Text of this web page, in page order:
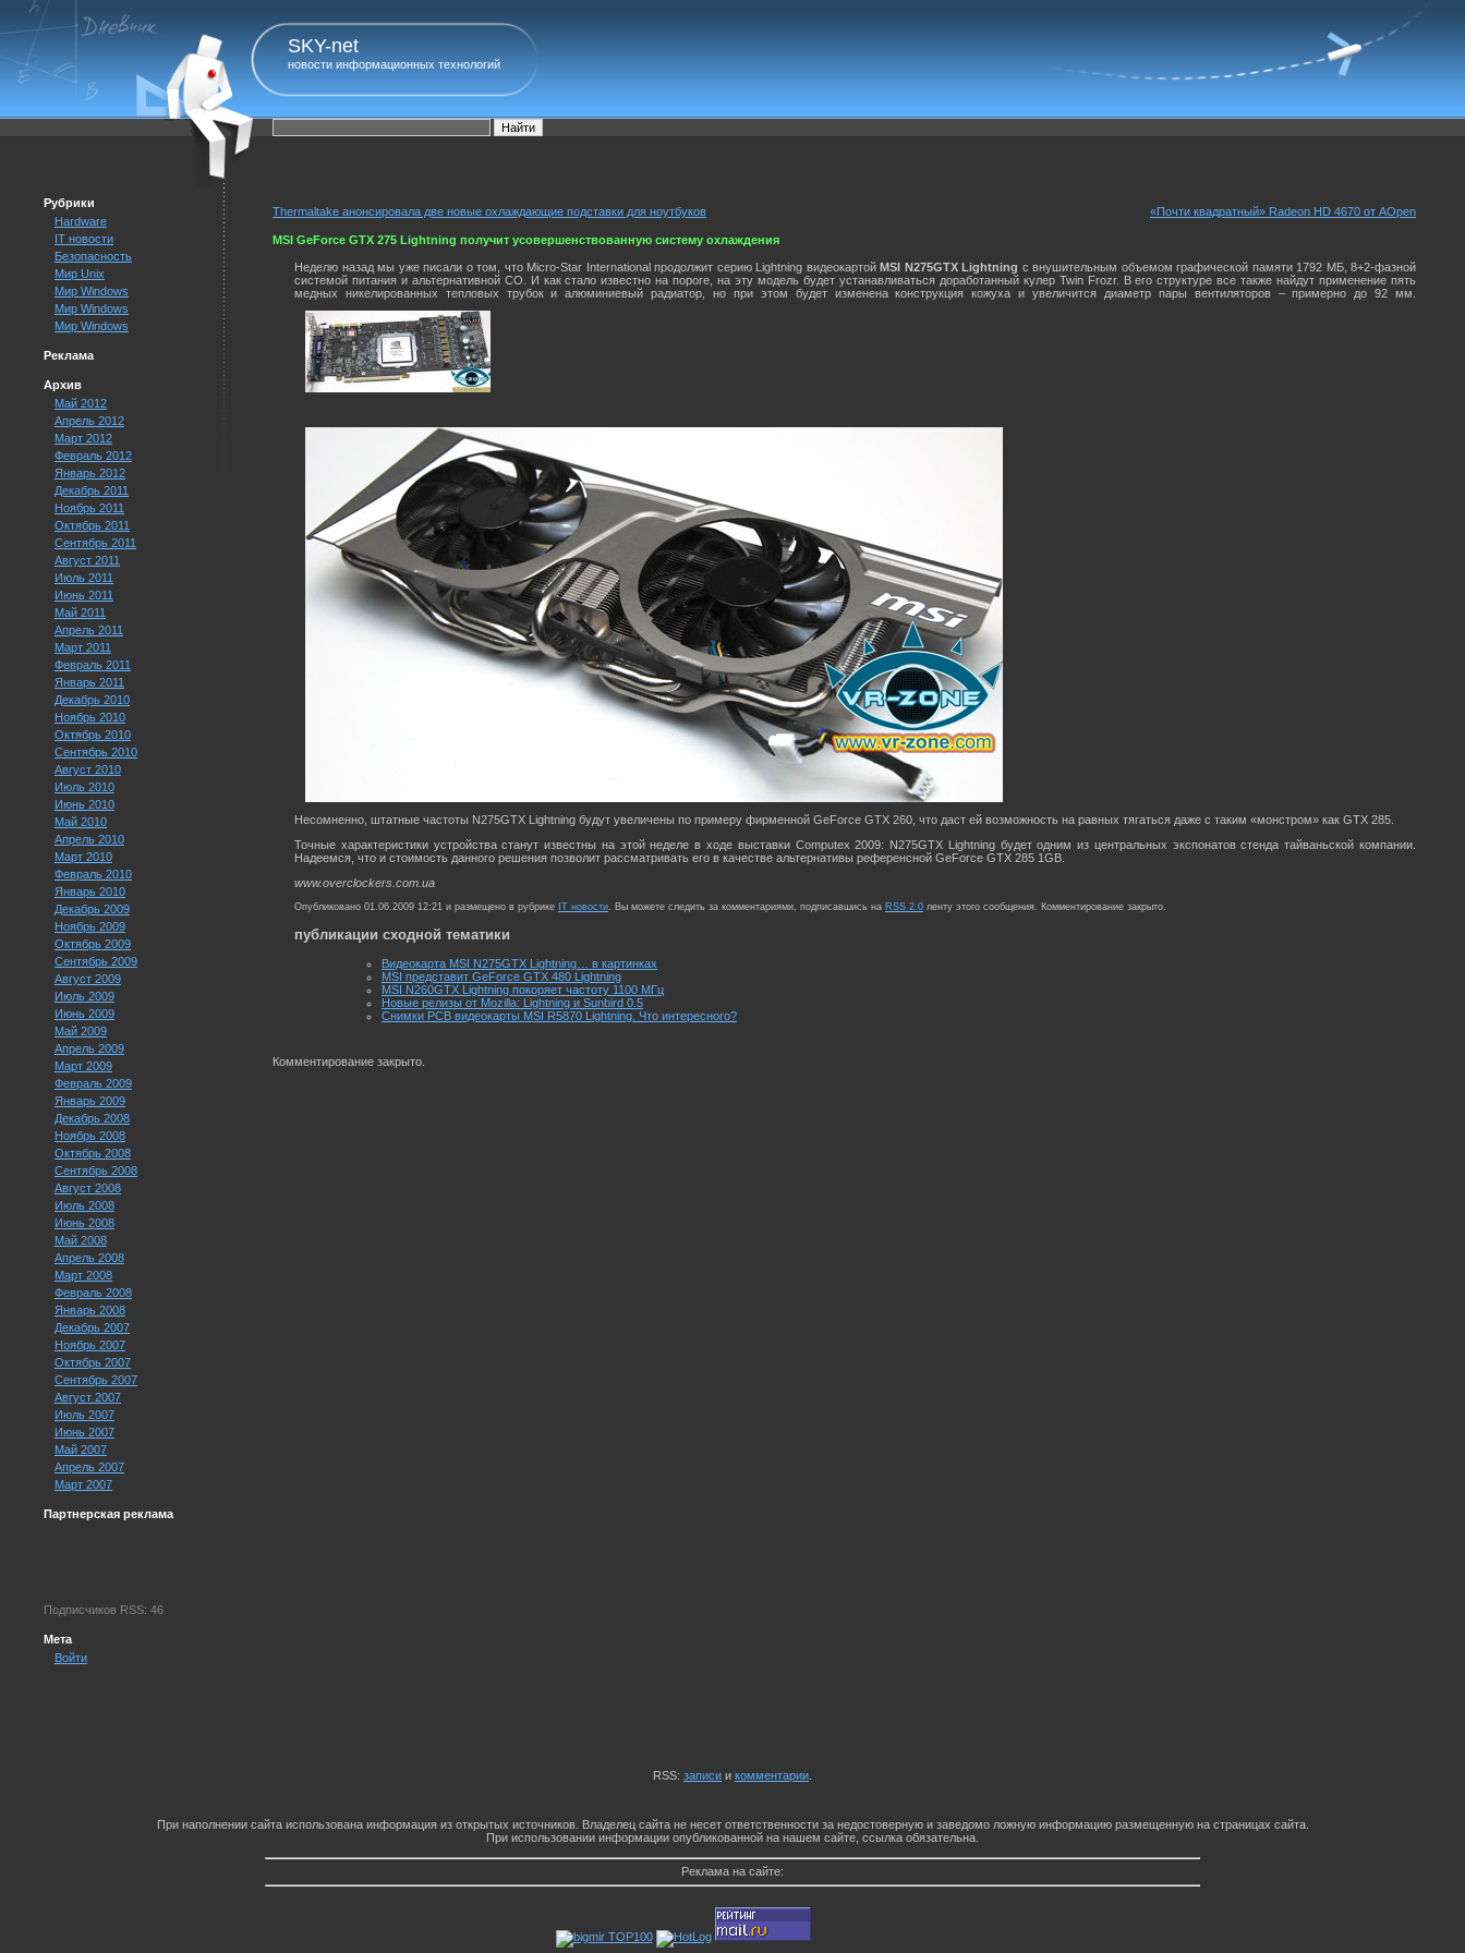
SKY-net
новости информационных технологий
Рубрики
Hardware
IT новости
Безопасность
Мир Unix
Мир Windows
Мир Windows
Мир Windows
Реклама
Архив
Май 2012
Апрель 2012
Март 2012
Февраль 2012
Январь 2012
Декабрь 2011
Ноябрь 2011
Октябрь 2011
Сентябрь 2011
Август 2011
Июль 2011
Июнь 2011
Май 2011
Апрель 2011
Март 2011
Февраль 2011
Январь 2011
Декабрь 2010
Ноябрь 2010
Октябрь 2010
Сентябрь 2010
Август 2010
Июль 2010
Июнь 2010
Май 2010
Апрель 2010
Март 2010
Февраль 2010
Январь 2010
Декабрь 2009
Ноябрь 2009
Октябрь 2009
Сентябрь 2009
Август 2009
Июль 2009
Июнь 2009
Май 2009
Апрель 2009
Март 2009
Февраль 2009
Январь 2009
Декабрь 2008
Ноябрь 2008
Октябрь 2008
Сентябрь 2008
Август 2008
Июль 2008
Июнь 2008
Май 2008
Апрель 2008
Март 2008
Февраль 2008
Январь 2008
Декабрь 2007
Ноябрь 2007
Октябрь 2007
Сентябрь 2007
Август 2007
Июль 2007
Июнь 2007
Май 2007
Апрель 2007
Март 2007
Партнерская реклама
Подписчиков RSS: 46
Мета
Войти
Thermaltake анонсировала две новые охлаждающие подставки для ноутбуков «Почти квадратный» Radeon HD 4670 от AOpen
MSI GeForce GTX 275 Lightning получит усовершенствованную систему охлаждения
Неделю назад мы уже писали о том, что Micro-Star International продолжит серию Lightning видеокартой MSI N275GTX Lightning с внушительным объемом графической памяти 1792 МБ, 8+2-фазной
системой питания и альтернативной СО. И как стало известно на пороге, на эту модель будет устанавливаться доработанный кулер Twin Frozr. В его структуре все также найдут применение пять
медных никелированных тепловых трубок и алюминиевый радиатор, но при этом будет изменена конструкция кожуха и увеличится диаметр пары вентиляторов – примерно до 92 мм.
Несомненно, штатные частоты N275GTX Lightning будут увеличены по примеру фирменной GeForce GTX 260, что даст ей возможность на равных тягаться даже с таким «монстром» как GTX 285.
Точные характеристики устройства станут известны на этой неделе в ходе выставки Computex 2009: N275GTX Lightning будет одним из центральных экспонатов стенда тайваньской компании.
Надеемся, что и стоимость данного решения позволит рассматривать его в качестве альтернативы референсной GeForce GTX 285 1GB.
www.overclockers.com.ua
Опубликовано 01.06.2009 12:21 и размещено в рубрике IT новости. Вы можете следить за комментариями, подписавшись на RSS 2.0 ленту этого сообщения. Комментирование закрыто.
публикации сходной тематики
Видеокарта MSI N275GTX Lightning… в картинках
MSI представит GeForce GTX 480 Lightning
MSI N260GTX Lightning покоряет частоту 1100 МГц
Новые релизы от Mozilla: Lightning и Sunbird 0.5
Снимки PCB видеокарты MSI R5870 Lightning. Что интересного?
Комментирование закрыто.
RSS: записи и комментарии
При наполнении сайта использована информация из открытых источников. Владелец сайта не несет ответственности за недостоверную и заведомо ложную информацию размещенную на страницах сайта.
При использовании информации опубликованной на нашем сайте, ссылка обязательна.
Реклама на сайте: